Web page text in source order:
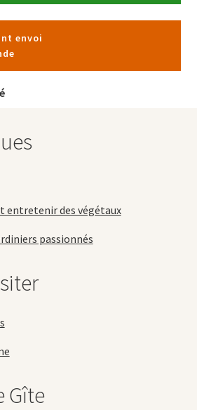
envoi
entretenir des végétaux
passionnés
Gîte